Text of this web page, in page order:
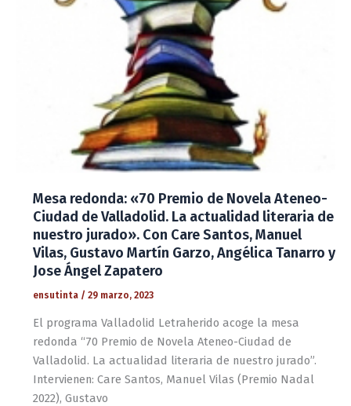
Mesa redonda: «70 Premio de Novela Ateneo-
Ciudad de Valladolid. La actualidad literaria de
nuestro jurado». Con Care Santos, Manuel
Vilas, Gustavo Martín Garzo, Angélica Tanarro y
Jose Ángel Zapatero
ensutinta / 29 marzo, 2023
El programa Valladolid Letraherido acoge la mesa
redonda “70 Premio de Novela Ateneo-Ciudad de
Valladolid. La actualidad literaria de nuestro jurado”.
Intervienen: Care Santos, Manuel Vilas (Premio Nadal
2022), Gustavo